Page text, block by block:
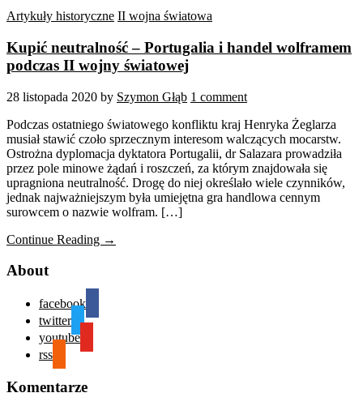
Artykuły historyczne II wojna światowa
Kupić neutralność – Portugalia i handel wolframem
podczas II wojny światowej
28 listopada 2020 by Szymon Głąb 1 comment
Podczas ostatniego światowego konfliktu kraj Henryka Żeglarza
musiał stawić czoło sprzecznym interesom walczących mocarstw.
Ostrożna dyplomacja dyktatora Portugalii, dr Salazara prowadziła
przez pole minowe żądań i roszczeń, za którym znajdowała się
upragniona neutralność. Drogę do niej określało wiele czynników,
jednak najważniejszym była umiejętna gra handlowa cennym
surowcem o nazwie wolfram. […]
Continue Reading →
About
facebook
twitter
youtube
rss
Komentarze